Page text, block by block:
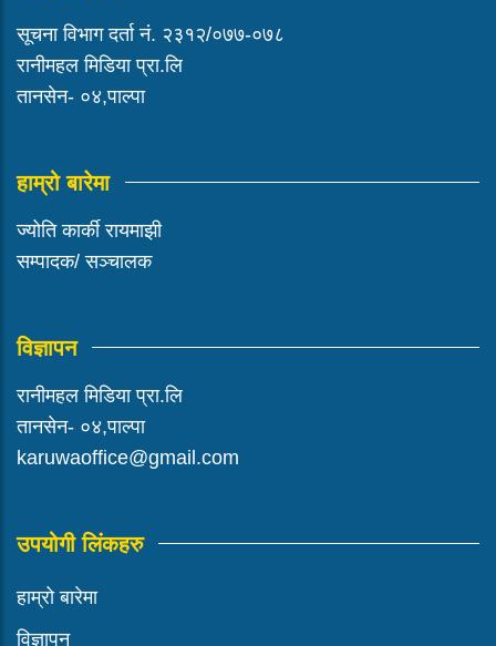
सूचना विभाग दर्ता नं. २३१२/०७७-०७८
रानीमहल मिडिया प्रा.लि
तानसेन- ०४,पाल्पा
हाम्रो बारेमा
ज्योति कार्की रायमाझी
सम्पादक/ सञ्चालक
विज्ञापन
रानीमहल मिडिया प्रा.लि
तानसेन- ०४,पाल्पा
karuwaoffice@gmail.com
उपयोगी लिंकहरु
हाम्रो बारेमा
विज्ञापन